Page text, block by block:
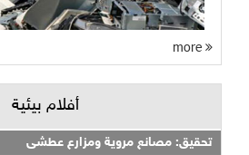
أفلام بيئية
تحقيق: مصانع مروية ومزارع عطشى